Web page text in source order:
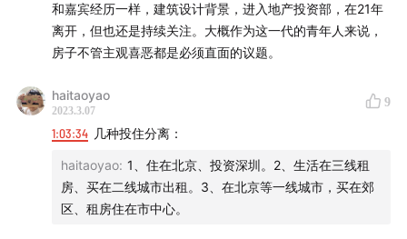
和嘉宾经历一样，建筑设计背景，进入地产投资部，在21年
离开，但也还是持续关注。大概作为这一代的青年人来说，
房子不管主观喜恶都是必须直面的议题。
haitaoyao
2023.3.07
9
1:03:34 几种投住分离：
haitaoyao: 1、住在北京、投资深圳。2、生活在三线租
房、买在二线城市出租。3、在北京等一线城市，买在郊
区、租房住在市中心。